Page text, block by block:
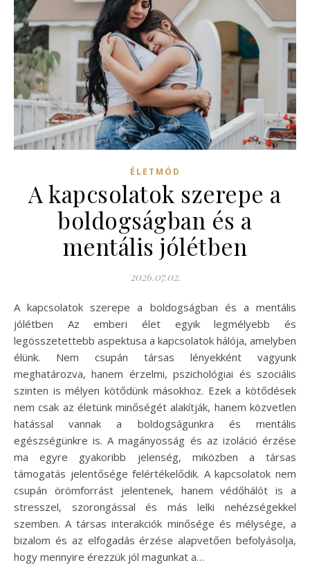
ÉLETMÓD
A kapcsolatok szerepe a
boldogságban és a
mentális jólétben
2026.07.02.
A kapcsolatok szerepe a boldogságban és a mentális
jólétben Az emberi élet egyik legmélyebb és
legösszetettebb aspektusa a kapcsolatok hálója, amelyben
élünk. Nem csupán társas lényekként vagyunk
meghatározva, hanem érzelmi, pszichológiai és szociális
szinten is mélyen kötődünk másokhoz. Ezek a kötődések
nem csak az életünk minőségét alakítják, hanem közvetlen
hatással vannak a boldogságunkra és mentális
egészségünkre is. A magányosság és az izoláció érzése
ma egyre gyakoribb jelenség, miközben a társas
támogatás jelentősége felértékelődik. A kapcsolatok nem
csupán örömforrást jelentenek, hanem védőhálót is a
stresszel, szorongással és más lelki nehézségekkel
szemben. A társas interakciók minősége és mélysége, a
bizalom és az elfogadás érzése alapvetően befolyásolja,
hogy mennyire érezzük jól magunkat a…